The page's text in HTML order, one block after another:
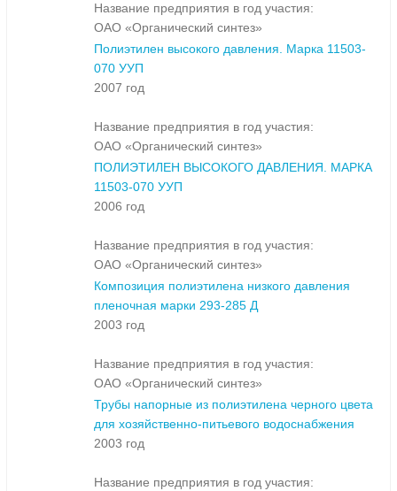
Название предприятия в год участия:
ОАО «Органический синтез»
Полиэтилен высокого давления. Марка 11503-
070 УУП
2007 год
Название предприятия в год участия:
ОАО «Органический синтез»
ПОЛИЭТИЛЕН ВЫСОКОГО ДАВЛЕНИЯ. МАРКА
11503-070 УУП
2006 год
Название предприятия в год участия:
ОАО «Органический синтез»
Композиция полиэтилена низкого давления
пленочная марки 293-285 Д
2003 год
Название предприятия в год участия:
ОАО «Органический синтез»
Трубы напорные из полиэтилена черного цвета
для хозяйственно-питьевого водоснабжения
2003 год
Название предприятия в год участия: